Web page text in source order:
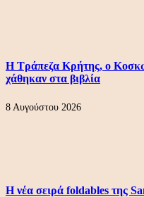
Η Τράπεζα Κρήτης, ο
χάθηκαν στα βιβλία
8 Αυγούστου 2026
Η νέα σειρά foldables της